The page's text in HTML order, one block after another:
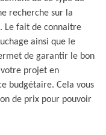
recherche sur la
Le fait de connaitre
ainsi que le
de garantir le bon
projet en
budgétaire. Cela vous
de prix pour pouvoir